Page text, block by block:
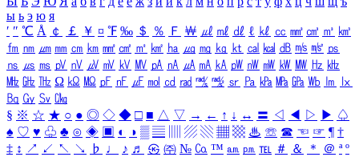
ы ь э ю я
′ ″ ℃ Å ￠ ￡ ￥ ¤ ℉ ‰ ＄ ％ Ｆ ￦ ㎕ ㎖ ㎗ ℓ ㎘ ㏄ ㎣ ㎤ ㎥ ㎦
㎙ ㎚ ㎛ ㎜ ㎝ ㎞ ㎟ ㎠ ㎡ ㎢ ㏊ ㎍ ㎎ ㎏ ㏏ ㎈ ㎉ ㏈ ㎧ ㎨ ㎰
㎱ ㎲ ㎳ ㎴ ㎵ ㎶ ㎷ ㎸ ㎹ ㎀ ㎁ ㎂ ㎃ ㎄ ㎺ ㎻ ㎽ ㎾ ㎿ ㎐ ㎑
㎒ ㎓ ㎔ Ω ㏀ ㏁ ㎊ ㎋ ㎌ ㏖ ㏅ ㎭ ㎮ ㎯ ㏛ ㎩ ㎪ ㎫ ㎬ ㏝ ㏐
㏓
㏃ ㏉ ㏜ ㏆
§ ※ ☆ ★ ○ ● ◎ ◇ ◆ □ ■ △ ▽ → ← ↑ ↓ ↔ 〓 ◁ ◀ ▷ ▶ ♤
♠ ♡ ♥ ♧ ♣ ⊙ ◈ ▣ ◐ ◑ ▒ ▤ ▨ ▧ ▦ ▩ ♨ ☏ ☎ ☜ ☞ ¶ †
‡ ↕ ↗ ↙ ↖ ↘ ♭ ♩ ♪ ♬ ㉿ ㈜ № ㏇ ™ ㏂ ㏘ ℡ ＃ ＆ ＊ ＠ ª º